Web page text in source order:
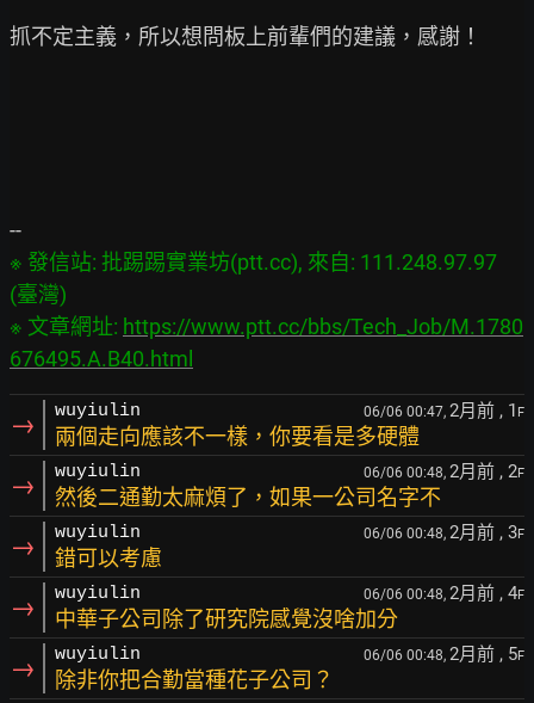
抓不定主義，所以想問板上前輩們的建議，感謝！
※ 發信站: 批踢踢實業坊(ptt.cc), 來自: 111.248.97.97
(臺灣)
※ 文章網址: https://www.ptt.cc/bbs/Tech_Job/M.1780
676495.A.B40.html
→ wuyiulin 06/06 00:47, 2月前 , 1 F
兩個走向應該不一樣，你要看是多硬體
→ wuyiulin 06/06 00:48, 2月前 , 2F
然後二通勤太麻煩了，如果一公司名字不
→ wuyiulin 06/06 00:48, 2月前 , 3F
錯可以考慮
→ wuyiulin 06/06 00:48, 2月前 , 4F
中華子公司除了研究院感覺沒啥加分
→ wuyiulin 06/06 00:48, 2月前 , 5F
除非你把合勤當種花子公司？